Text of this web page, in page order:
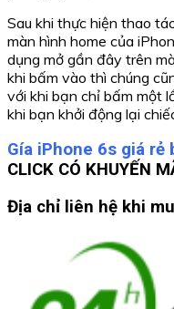
Sau khi thực hiện thao
màn hình home của
dụng mở gần đây trên
khi bấm vào thì chúng
với khi bạn chỉ bấm một
khi bạn khởi động lại
Gía iPhone 6s giá rẻ
CLICK CÓ KHUYẾN
Địa chỉ liên hệ khi